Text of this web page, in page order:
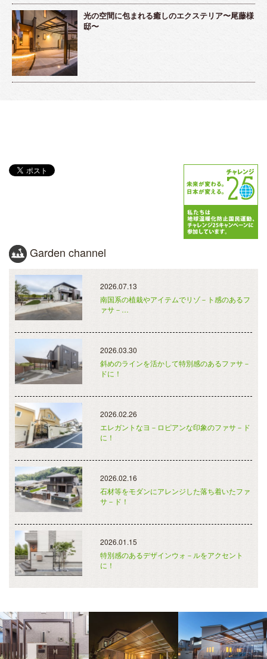
光の空間に包まれる癒しのエクステリア〜尾藤様
邸〜
Garden channel
2026.07.13
南国系の植栽やアイテムでリゾ－ト感のあるフ
ァサ－…
2026.03.30
斜めのラインを活かして特別感のあるファサ－
ドに！
2026.02.26
エレガントなヨ－ロピアンな印象のファサ－ド
に！
2026.02.16
石材等をモダンにアレンジした落ち着いたファ
サ－ド！
2026.01.15
特別感のあるデザインウォ－ルをアクセント
に！